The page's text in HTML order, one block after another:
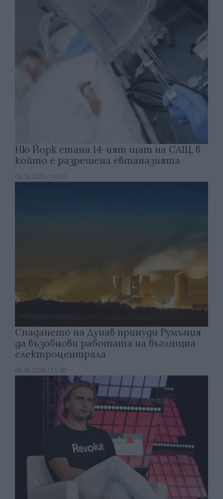
Ню Йорк стана 14-ият щат на САЩ, в
който е разрешена евтаназията
06.08.2026 / 16:00
Спадането на Дунав принуди Румъния
да възобнови работата на въглищна
електроцентрала
06.08.2026 / 15:30